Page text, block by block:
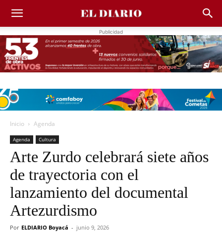
Publicidad
Inicio Agenda
Agenda Cultura
Arte Zurdo celebrará siete años
de trayectoria con el
lanzamiento del documental
Artezurdismo
Por ELDIARIO Boyacá - junio 9, 2026